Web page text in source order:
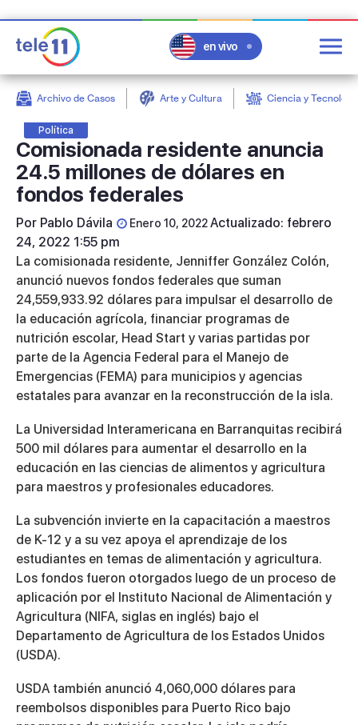
en vivo
Archivo de Casos Arte y Cultura Ciencia y
Política
Comisionada residente anuncia
24.5 millones de dólares en
fondos federales
Por Pablo Dávila Enero 10, 2022Actualizado: febrero
24, 2022 1:55 pm
La comisionada residente, Jenniffer González Colón,
anunció nuevos fondos federales que suman
24,559,933.92 dólares para impulsar el desarrollo de
la educación agrícola, financiar programas de
nutrición escolar, Head Start y varias partidas por
parte de la Agencia Federal para el Manejo de
Emergencias (FEMA) para municipios y agencias
estatales para avanzar en la reconstrucción de la isla.
La Universidad Interamericana en Barranquitas recibirá
500 mil dólares para aumentar el desarrollo en la
educación en las ciencias de alimentos y agricultura
para maestros y profesionales educadores.
La subvención invierte en la capacitación a maestros
de K-12 y a su vez apoya el aprendizaje de los
estudiantes en temas de alimentación y agricultura.
Los fondos fueron otorgados luego de un proceso de
aplicación por el Instituto Nacional de Alimentación y
Agricultura (NIFA, siglas en inglés) bajo el
Departamento de Agricultura de los Estados Unidos
(USDA).
USDA también anunció 4,060,000 dólares para
reembolsos disponibles para Puerto Rico bajo
post